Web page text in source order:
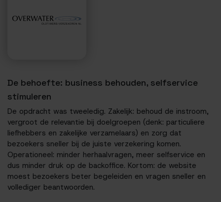
De behoefte: business behouden, selfservice
stimuleren
De opdracht was tweeledig. Zakelijk: behoud de instroom,
vergroot de relevantie bij doelgroepen (denk: particuliere
liefhebbers en zakelijke verzamelaars) en zorg dat
bezoekers sneller bij de juiste verzekering komen.
Operationeel: minder herhaalvragen, meer selfservice en
dus minder druk op de backoffice. Kortom: de website
moest bezoekers beter begeleiden en vragen sneller en
vollediger beantwoorden.